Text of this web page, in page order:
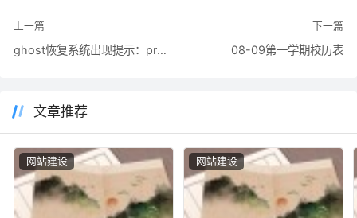
上一篇
ghost恢复系统出现提示：preserve image(1958)
下一篇
08-09第一学期校历表
文章推荐
网站建设 网站建设